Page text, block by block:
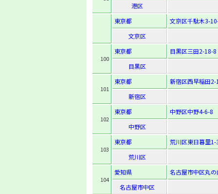
港区
東京都
文京区千駄木3-
文京区
100
東京都
目黒区三田2-18-8
目黒区
101
東京都
新宿区西早稲田2-
新宿区
102
東京都
中野区中野4-6-8
中野区
103
東京都
荒川区東日暮里1-
荒川区
104
愛知県
名古屋市中区丸
名古屋市中区